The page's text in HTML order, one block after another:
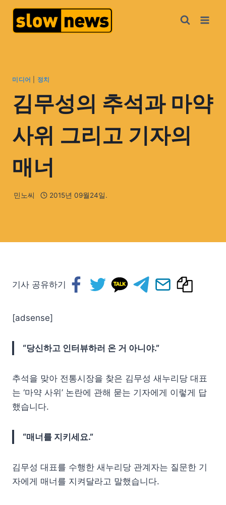
미디어 정치
김무성의 추석과 마약
사위 그리고 기자의
매너
민노씨 2015년 09월24일.
기사 공유하기
[adsense]
“당신하고 인터뷰하러 온 거 아니야.”
추석을 맞아 전통시장을 찾은 김무성 새누리당 대표
는 ‘마약 사위’ 논란에 관해 묻는 기자에게 이렇게 답
했습니다.
“매너를 지키세요.”
김무성 대표를 수행한 새누리당 관계자는 질문한 기
자에게 매너를 지켜달라고 말했습니다.